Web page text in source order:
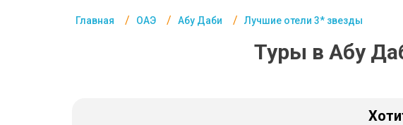
Главная ОАЭ Абу Даби Лучшие отели 3* звезды
Туры в Абу